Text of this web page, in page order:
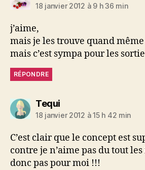
18 janvier 2012 à 9 h 36 min
j’aime,
mais je les trouve quand
mais c’est sympa pour les
RÉPONDRE
Tequidit :
18 janvier 2012 à 15 h 42 min
C’est clair que le concept est
contre je n’aime pas du tout
donc pas pour moi !!!